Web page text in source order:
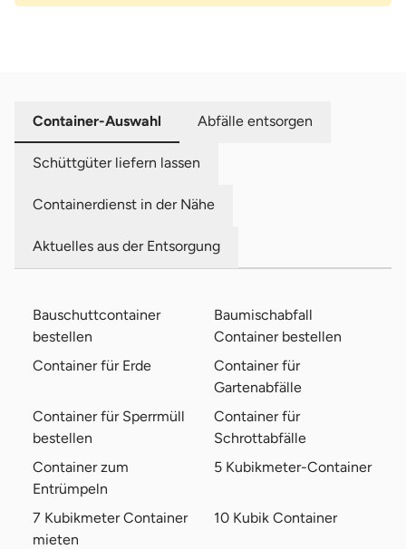
Container-Auswahl Abfälle entsorgen
Schüttgüter liefern lassen
Containerdienst in der Nähe
Aktuelles aus der Entsorgung
Bauschuttcontainer
bestellen
Baumischabfall
Container bestellen
Container für Erde
Container für
Gartenabfälle
Container für Sperrmüll
bestellen
Container für
Schrottabfälle
Container zum
Entrümpeln
5 Kubikmeter-Container
7 Kubikmeter Container
mieten
10 Kubik Container